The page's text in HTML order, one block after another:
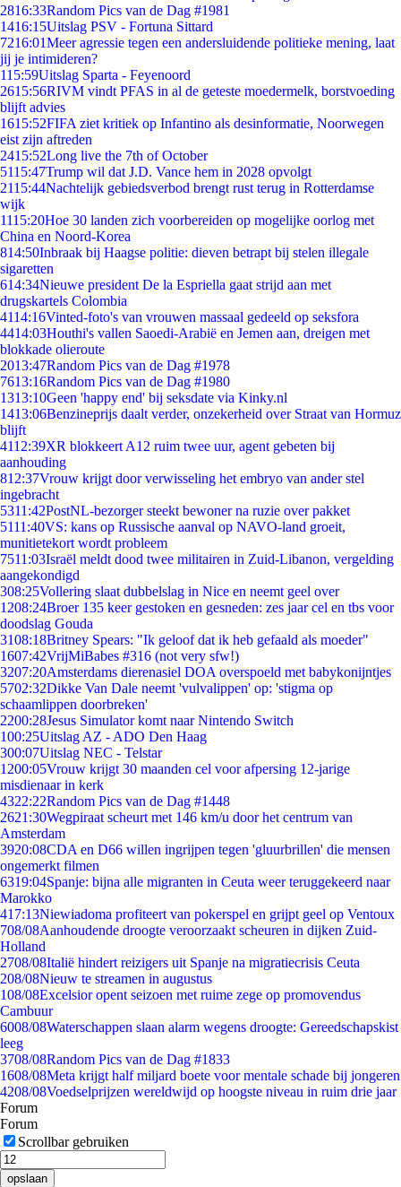
2816:33Random Pics van de Dag #1981
1416:15Uitslag PSV - Fortuna Sittard
7216:01Meer agressie tegen een andersluidende politieke mening, laat
jij je intimideren?
115:59Uitslag Sparta - Feyenoord
2615:56RIVM vindt PFAS in al de geteste moedermelk, borstvoeding
blijft advies
1615:52FIFA ziet kritiek op Infantino als desinformatie, Noorwegen
eist zijn aftreden
2415:52Long live the 7th of October
5115:47Trump wil dat J.D. Vance hem in 2028 opvolgt
2115:44Nachtelijk gebiedsverbod brengt rust terug in Rotterdamse
wijk
1115:20Hoe 30 landen zich voorbereiden op mogelijke oorlog met
China en Noord-Korea
814:50Inbraak bij Haagse politie: dieven betrapt bij stelen illegale
sigaretten
614:34Nieuwe president De la Espriella gaat strijd aan met
drugskartels Colombia
4114:16Vinted-foto's van vrouwen massaal gedeeld op seksfora
4414:03Houthi's vallen Saoedi-Arabië en Jemen aan, dreigen met
blokkade olieroute
2013:47Random Pics van de Dag #1978
7613:16Random Pics van de Dag #1980
1313:10Geen 'happy end' bij seksdate via Kinky.nl
1413:06Benzineprijs daalt verder, onzekerheid over Straat van Hormuz
blijft
4112:39XR blokkeert A12 ruim twee uur, agent gebeten bij
aanhouding
812:37Vrouw krijgt door verwisseling het embryo van ander stel
ingebracht
5311:42PostNL-bezorger steekt bewoner na ruzie over pakket
5111:40VS: kans op Russische aanval op NAVO-land groeit,
munitietekort wordt probleem
7511:03Israël meldt dood twee militairen in Zuid-Libanon, vergelding
aangekondigd
308:25Vollering slaat dubbelslag in Nice en neemt geel over
1208:24Broer 135 keer gestoken en gesneden: zes jaar cel en tbs voor
doodslag Gouda
3108:18Britney Spears: "Ik geloof dat ik heb gefaald als moeder"
1607:42VrijMiBabes #316 (not very sfw!)
3207:20Amsterdams dierenasiel DOA overspoeld met babykonijntjes
5702:32Dikke Van Dale neemt 'vulvalippen' op: 'stigma op
schaamlippen doorbreken'
2200:28Jesus Simulator komt naar Nintendo Switch
100:25Uitslag AZ - ADO Den Haag
300:07Uitslag NEC - Telstar
1200:05Vrouw krijgt 30 maanden cel voor afpersing 12-jarige
misdienaar in kerk
4322:22Random Pics van de Dag #1448
2621:30Wegpiraat scheurt met 146 km/u door het centrum van
Amsterdam
3920:08CDA en D66 willen ingrijpen tegen 'gluurbrillen' die mensen
ongemerkt filmen
6319:04Spanje: bijna alle migranten in Ceuta weer teruggekeerd naar
Marokko
417:13Niewiadoma profiteert van pokerspel en grijpt geel op Ventoux
708/08Aanhoudende droogte veroorzaakt scheuren in dijken Zuid-
Holland
2708/08Italië hindert reizigers uit Spanje na migratiecrisis Ceuta
208/08Nieuw te streamen in augustus
108/08Excelsior opent seizoen met ruime zege op promovendus
Cambuur
6008/08Waterschappen slaan alarm wegens droogte: Gereedschapskist
leeg
3708/08Random Pics van de Dag #1833
1608/08Meta krijgt half miljard boete voor mentale schade bij jongeren
4208/08Voedselprijzen wereldwijd op hoogste niveau in ruim drie jaar
Forum
Forum
Scrollbar gebruiken
opslaan